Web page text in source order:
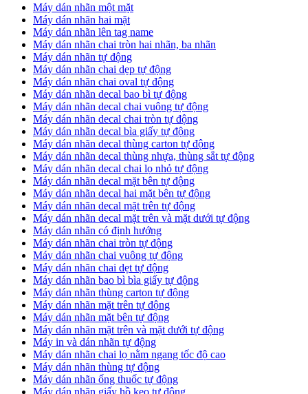
Máy dán nhãn một mặt
Máy dán nhãn hai mặt
Máy dán nhãn lên tag name
Máy dán nhãn chai tròn hai nhãn, ba nhãn
Máy dán nhãn tự động
Máy dán nhãn chai dẹp tự động
Máy dán nhãn chai oval tự động
Máy dán nhãn decal bao bì tự động
Máy dán nhãn decal chai vuông tự động
Máy dán nhãn decal chai tròn tự động
Máy dán nhãn decal bìa giấy tự động
Máy dán nhãn decal thùng carton tự động
Máy dán nhãn decal thùng nhựa, thùng sắt tự động
Máy dán nhãn decal chai lọ nhỏ tự động
Máy dán nhãn decal mặt bên tự động
Máy dán nhãn decal hai mặt bên tự động
Máy dán nhãn decal mặt trên tự động
Máy dán nhãn decal mặt trên và mặt dưới tự động
Máy dán nhãn có định hướng
Máy dán nhãn chai tròn tự động
​Máy dán nhãn chai vuông tự động
​Máy dán nhãn chai dẹt tự động
​Máy dán nhãn bao bì bìa giấy tự động
Máy dán nhãn thùng carton tự động
​Máy dán nhãn mặt trên tự động
​Máy dán nhãn mặt bên tự động
​Máy dán nhãn mặt trên và mặt dưới tự động
Máy in và dán nhãn tự động
Máy dán nhãn chai lọ nằm ngang tốc độ cao
​Máy dán nhãn thùng tự động
Máy dán nhãn ống thuốc tự động
​Máy dán nhãn giấy hồ keo tự động